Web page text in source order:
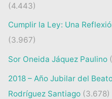
(4.443)
Cumplir la Ley: Una
(3.967)
Sor Oneida Jáquez Paulino
2018 – Año Jubilar del
Rodríguez Santiago (3.678)